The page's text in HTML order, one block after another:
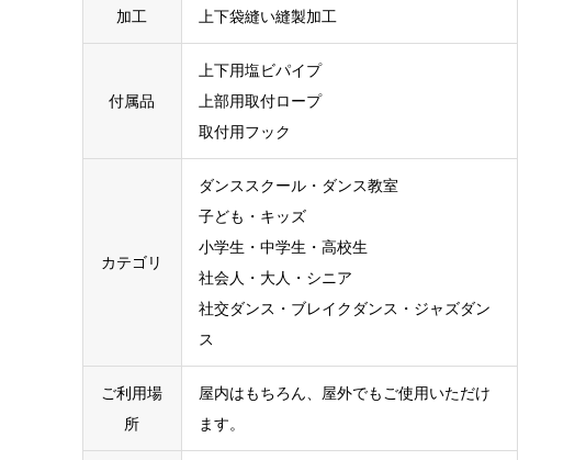
加工 上下袋縫い縫製加工
付属品
上下用塩ビパイプ
上部用取付ロープ
取付用フック
カテゴリ
ダンススクール・ダンス教室
子ども・キッズ
小学生・中学生・高校生
社会人・大人・シニア
社交ダンス・ブレイクダンス・ジャズダン
ス
ご利用場
所
屋内はもちろん、屋外でもご使用いただけ
ます。